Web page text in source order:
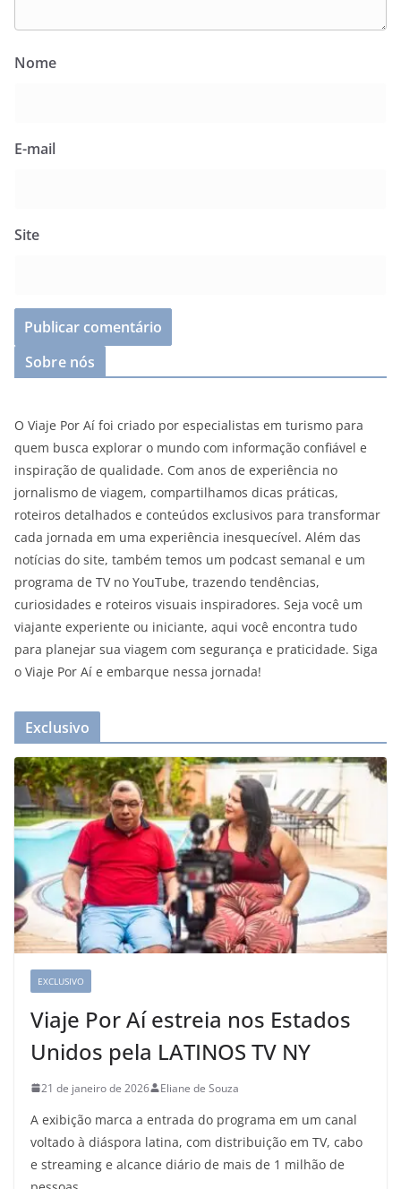
Nome
E-mail
Site
Sobre nós
O Viaje Por Aí foi criado por especialistas em turismo para
quem busca explorar o mundo com informação confiável e
inspiração de qualidade. Com anos de experiência no
jornalismo de viagem, compartilhamos dicas práticas,
roteiros detalhados e conteúdos exclusivos para transformar
cada jornada em uma experiência inesquecível. Além das
notícias do site, também temos um podcast semanal e um
programa de TV no YouTube, trazendo tendências,
curiosidades e roteiros visuais inspiradores. Seja você um
viajante experiente ou iniciante, aqui você encontra tudo
para planejar sua viagem com segurança e praticidade. Siga
o Viaje Por Aí e embarque nessa jornada!
Exclusivo
EXCLUSIVO
Viaje Por Aí estreia nos Estados
Unidos pela LATINOS TV NY
21 de janeiro de 2026 Eliane de Souza
A exibição marca a entrada do programa em um canal
voltado à diáspora latina, com distribuição em TV, cabo
e streaming e alcance diário de mais de 1 milhão de